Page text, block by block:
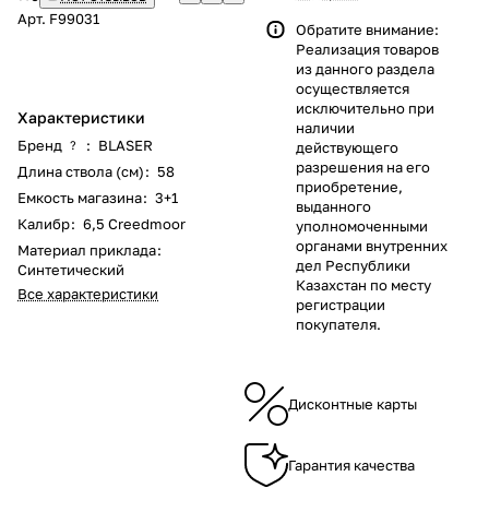
Арт. F99031
Характеристики
Бренд ? : BLASER
Длина ствола (см): 58
Емкость магазина: 3+1
Калибр: 6,5 Creedmoor
Материал приклада:
Синтетический
Все характеристики
Обратите внимание:
Реализация товаров
из данного раздела
осуществляется
исключительно при
наличии
действующего
разрешения на его
приобретение,
выданного
уполномоченными
органами внутренних
дел Республики
Казахстан по месту
регистрации
покупателя.
Дисконтные карты
Гарантия качества